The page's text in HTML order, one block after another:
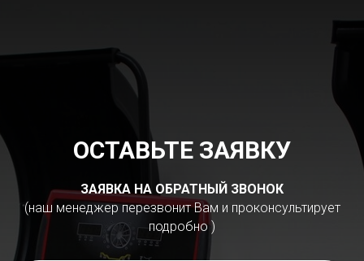
ОСТАВЬТЕ ЗАЯВКУ
ЗАЯВКА НА ОБРАТНЫЙ ЗВОНОК
(наш менеджер перезвонит Вам и проконсультирует
подробно )